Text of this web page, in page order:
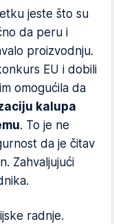
jeste što su
da peru i
proizvodnju.
EU i dobili
omogućila da
kalupa
. To je ne
da je čitav
Zahvaljujući
radnje.